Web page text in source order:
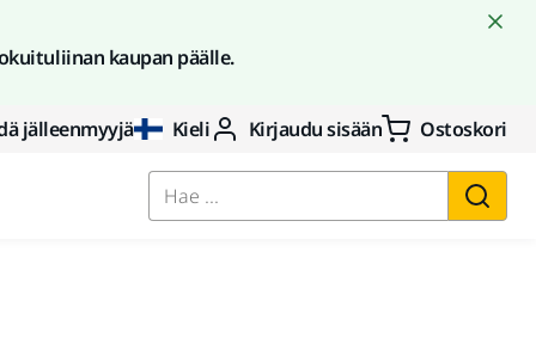
kaupan päälle.
jälleenmyyjä Kieli Kirjaudu sisään Ostoskori
Hae ...